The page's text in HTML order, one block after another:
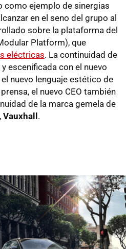
como ejemplo de sinergias
en el seno del grupo al
sobre la plataforma del
Platform), que
eléctricas. La continuidad de
escenificada con el nuevo
nuevo lenguaje estético de
el nuevo CEO también
de la marca gemela de
Vauxhall .